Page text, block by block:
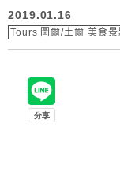
2019.01.16
Tours 圖爾/土爾 美食景